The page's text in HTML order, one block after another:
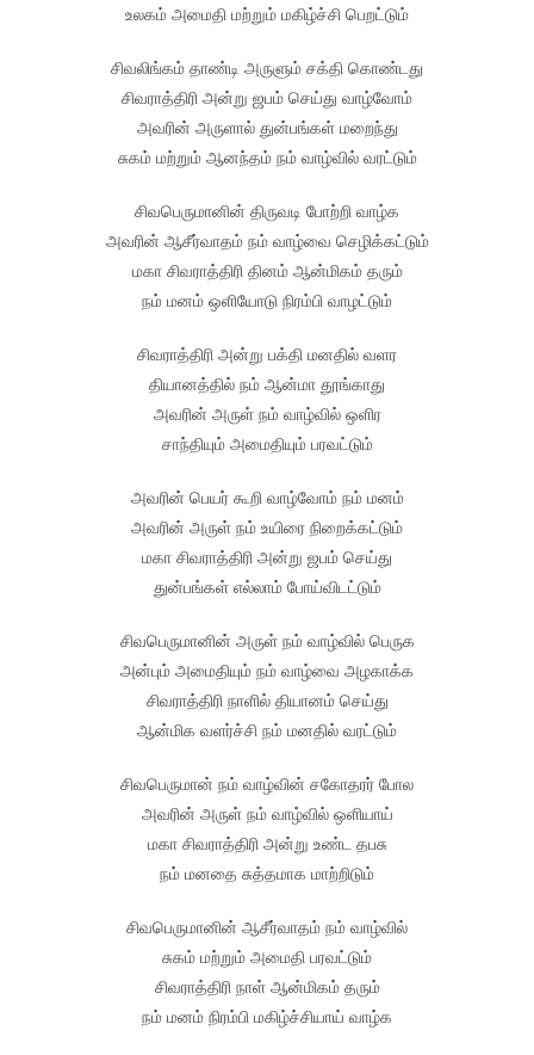
உலகம் அமைதி மற்றும் மகிழ்ச்சி பெறட்டும்
சிவலிங்கம் தாண்டி அருளும் சக்தி கொண்டது
சிவராத்திரி அன்று ஜபம் செய்து வாழ்வோம்
அவரின் அருளால் துன்பங்கள் மறைந்து
சுகம் மற்றும் ஆனந்தம் நம் வாழ்வில் வரட்டும்
சிவபெருமானின் திருவடி போற்றி வாழ்க
அவரின் ஆசீர்வாதம் நம் வாழ்வை செழிக்கட்டும்
மகா சிவராத்திரி தினம் ஆன்மிகம் தரும்
நம் மனம் ஒளியோடு நிரம்பி வாழட்டும்
சிவராத்திரி அன்று பக்தி மனதில் வளர
தியானத்தில் நம் ஆன்மா தூங்காது
அவரின் அருள் நம் வாழ்வில் ஒளிர
சாந்தியும் அமைதியும் பரவட்டும்
அவரின் பெயர் கூறி வாழ்வோம் நம் மனம்
அவரின் அருள் நம் உயிரை நிறைக்கட்டும்
மகா சிவராத்திரி அன்று ஜபம் செய்து
துன்பங்கள் எல்லாம் போய்விடட்டும்
சிவபெருமானின் அருள் நம் வாழ்வில் பெருக
அன்பும் அமைதியும் நம் வாழ்வை அழகாக்க
சிவராத்திரி நாளில் தியானம் செய்து
ஆன்மிக வளர்ச்சி நம் மனதில் வரட்டும்
சிவபெருமான் நம் வாழ்வின் சகோதரர் போல
அவரின் அருள் நம் வாழ்வில் ஒளியாய்
மகா சிவராத்திரி அன்று உண்ட தபசு
நம் மனதை சுத்தமாக மாற்றிடும்
சிவபெருமானின் ஆசீர்வாதம் நம் வாழ்வில்
சுகம் மற்றும் அமைதி பரவட்டும்
சிவராத்திரி நாள் ஆன்மிகம் தரும்
நம் மனம் நிரம்பி மகிழ்ச்சியாய் வாழ்க